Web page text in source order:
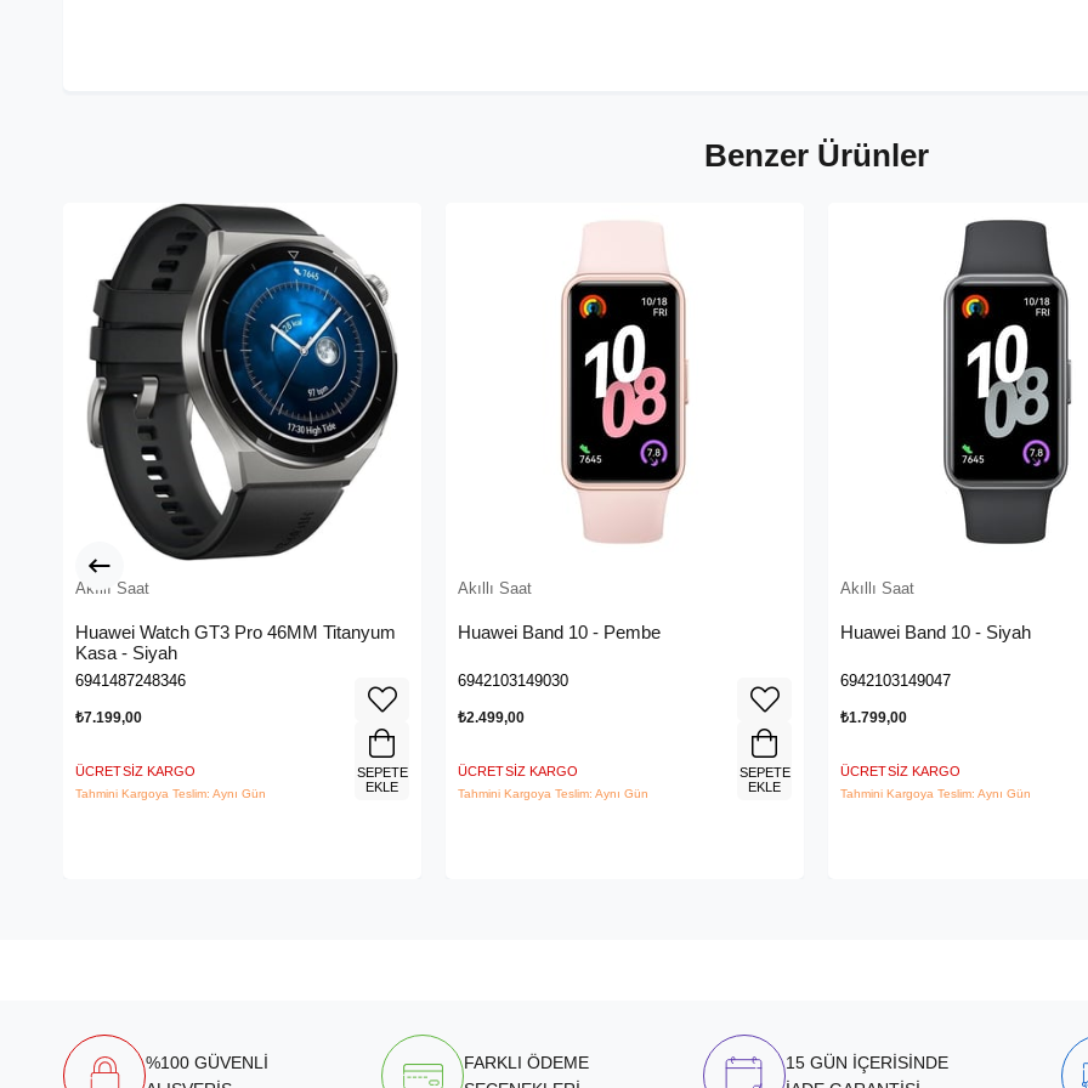
Benzer Ürünler
Akıllı Saat
Huawei Watch GT3 Pro 46MM Titanyum
Kasa - Siyah
6941487248346
₺7.199,00
ÜCRETSIZ KARGO
Tahmini Kargoya Teslim: Aynı Gün
SEPETE
EKLE
Akıllı Saat
Huawei Band 10 - Pembe
6942103149030
₺2.499,00
ÜCRETSIZ KARGO
Tahmini Kargoya Teslim: Aynı Gün
SEPETE
EKLE
Akıllı Saat
Huawei Band 10 - Siyah
6942103149047
₺1.799,00
ÜCRETSIZ KARGO
Tahmini Kargoya Teslim: Aynı Gün
%100 GÜVENLİ
FARKLI ÖDEME
15 GÜN İÇERİSİNDE